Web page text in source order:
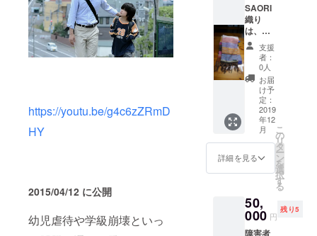
https://youtu.be/g4c6zZRmD
HY
2015/04/12 に公開
幼児虐待や学級崩壊といっ
SAORI
織り
は、障
がい者
施設の
手作り
の商品
の為、
お時間
を要し
ます。
また、
写真は
見本で
あり、
色は異
とがあ
るの
で、ご
支援
者：
0人
お届
け予
定：
2019
年12
月
詳細を見る
こ
の
リ
タ
ー
ン
を
選
択
す
る
50,
000 円
残り5
障害者